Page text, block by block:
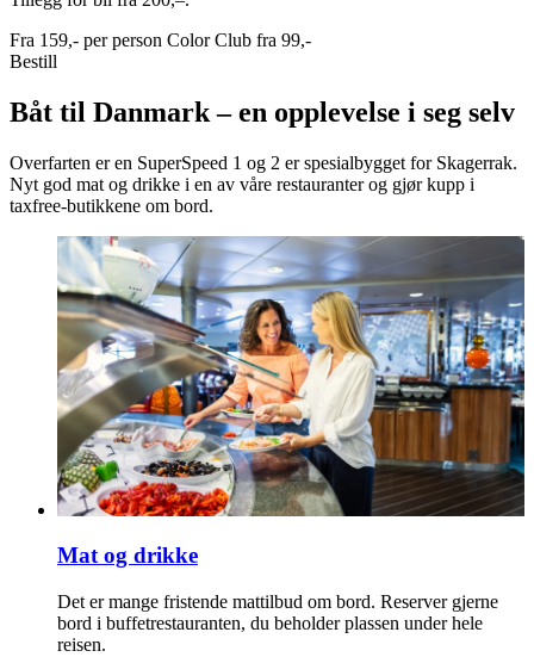
Fra 159,- per person Color Club fra 99,-
Bestill
Båt til Danmark – en opplevelse i seg selv
Overfarten er en SuperSpeed 1 og 2 er spesialbygget for Skagerrak.
Nyt god mat og drikke i en av våre restauranter og gjør kupp i
taxfree-butikkene om bord.
Mat og drikke
Det er mange fristende mattilbud om bord. Reserver gjerne
bord i buffetrestauranten, du beholder plassen under hele
reisen.